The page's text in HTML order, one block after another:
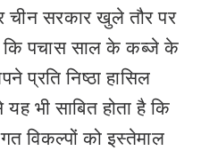
चीन सरकार खुले तौर पर
कि पचास साल के कब्जे के
प्रति निष्ठा हासिल
भी साबित होता है कि
विकल्पों को इस्तेमाल